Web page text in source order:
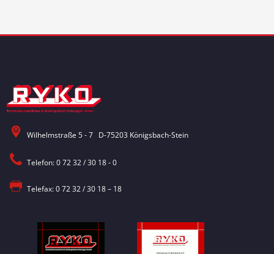
Wilhelmstraße 5 - 7 D-75203 Königsbach-Stein
Telefon: 0 72 32 / 30 18 - 0
Telefax: 0 72 32 / 30 18 – 18